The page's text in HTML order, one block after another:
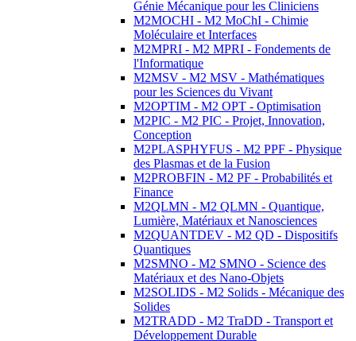
Génie Mécanique pour les Cliniciens
M2MOCHI - M2 MoChI - Chimie
Moléculaire et Interfaces
M2MPRI - M2 MPRI - Fondements de
l'Informatique
M2MSV - M2 MSV - Mathématiques
pour les Sciences du Vivant
M2OPTIM - M2 OPT - Optimisation
M2PIC - M2 PIC - Projet, Innovation,
Conception
M2PLASPHYFUS - M2 PPF - Physique
des Plasmas et de la Fusion
M2PROBFIN - M2 PF - Probabilités et
Finance
M2QLMN - M2 QLMN - Quantique,
Lumière, Matériaux et Nanosciences
M2QUANTDEV - M2 QD - Dispositifs
Quantiques
M2SMNO - M2 SMNO - Science des
Matériaux et des Nano-Objets
M2SOLIDS - M2 Solids - Mécanique des
Solides
M2TRADD - M2 TraDD - Transport et
Développement Durable